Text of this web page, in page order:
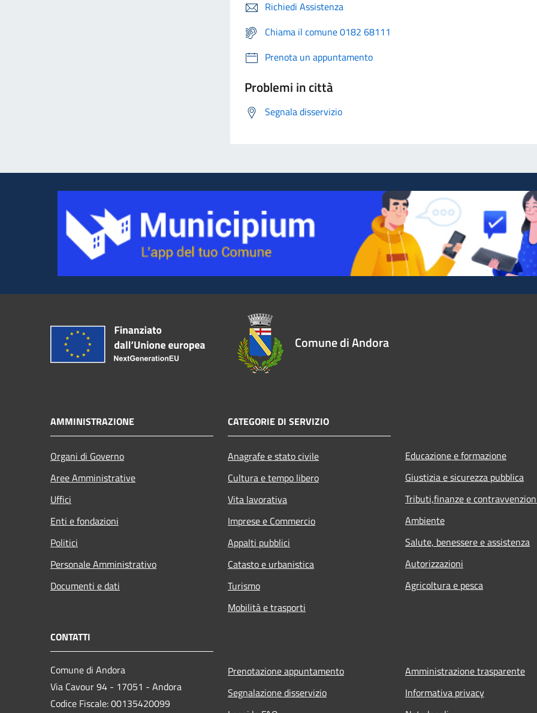
Richiedi Assistenza
Chiama il comune 0182 68111
Prenota un appuntamento
Problemi in città
Segnala disservizio
Comune di Andora
AMMINISTRAZIONE
Organi di Governo
Aree Amministrative
Uffici
Enti e fondazioni
Politici
Personale Amministrativo
Documenti e dati
CATEGORIE DI SERVIZIO
Anagrafe e stato civile
Cultura e tempo libero
Vita lavorativa
Imprese e Commercio
Appalti pubblici
Catasto e urbanistica
Turismo
Mobilità e trasporti
Educazione e formazione
Giustizia e sicurezza pubblica
Tributi,finanze e
Ambiente
Salute, benessere e assistenza
Autorizzazioni
Agricoltura e pesca
CONTATTI
Comune di Andora
Via Cavour 94 - 17051 - Andora
Codice Fiscale: 00135420099
Prenotazione appuntamento
Segnalazione disservizio
Amministrazione trasparente
Informativa privacy